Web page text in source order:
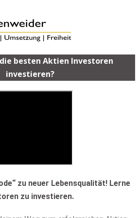
besten Aktien Investoren
investieren?
zu neuer Lebensqualität! Lerne
zu investieren.